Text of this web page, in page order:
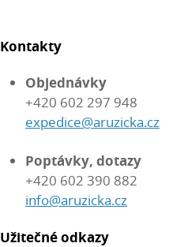
Kontakty
Objednávky
+420 602 297 948
expedice@aruzicka.cz
Poptávky, dotazy
+420 602 390 882
info@aruzicka.cz
Užitečné odkazy